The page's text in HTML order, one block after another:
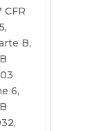
CFR
B,
6,